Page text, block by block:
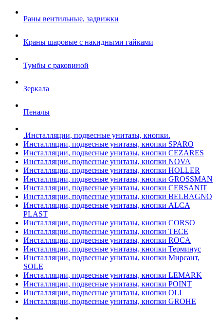
Раны вентильные, задвижки
Краны шаровые с накидными гайками
Тумбы с раковиной
Зеркала
Пеналы
.Инсталляции, подвесные унитазы, кнопки.
Инсталляции, подвесные унитазы, кнопки SPARO
Инсталляции, подвесные унитазы, кнопки CEZARES
Инсталляции, подвесные унитазы, кнопки NOVA
Инсталляции, подвесные унитазы, кнопки HOLLER
Инсталляции, подвесные унитазы, кнопки GROSSMAN
Инсталляции, подвесные унитазы, кнопки CERSANIT
Инсталляции, подвесные унитазы, кнопки BELBAGNO
Инсталляции, подвесные унитазы, кнопки ALCA
PLAST
Инсталляции, подвесные унитазы, кнопки CORSO
Инсталляции, подвесные унитазы, кнопки TECE
Инсталляции, подвесные унитазы, кнопки ROCA
Инсталляции, подвесные унитазы, кнопки Терминус
Инсталляции, подвесные унитазы, кнопки Мирсант,
SOLE
Инсталляции, подвесные унитазы, кнопки LEMARK
Инсталляции, подвесные унитазы, кнопки POINT
Инсталляции, подвесные унитазы, кнопки OLI
Инсталляции, подвесные унитазы, кнопки GROHE